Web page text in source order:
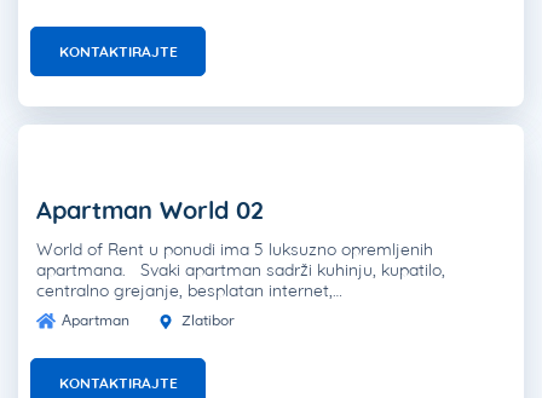
KONTAKTIRAJTE
Apartman World 02
World of Rent u ponudi ima 5 luksuzno opremljenih
apartmana. Svaki apartman sadrži kuhinju, kupatilo,
centralno grejanje, besplatan internet,…
Apartman Zlatibor
KONTAKTIRAJTE